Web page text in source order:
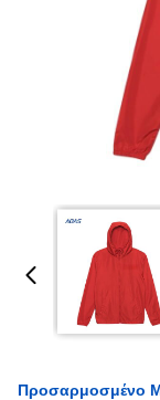
Προσαρμοσμένο